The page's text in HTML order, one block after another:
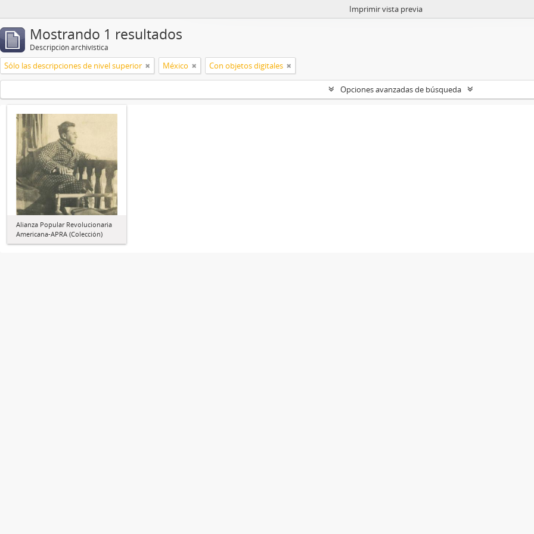
Imprimir vista previa
Mostrando 1 resultados
Descripción archivística
Sólo las descripciones de nivel superior México Con objetos digitales
Opciones avanzadas de búsqueda
Alianza Popular Revolucionaria
Americana-APRA (Colección)